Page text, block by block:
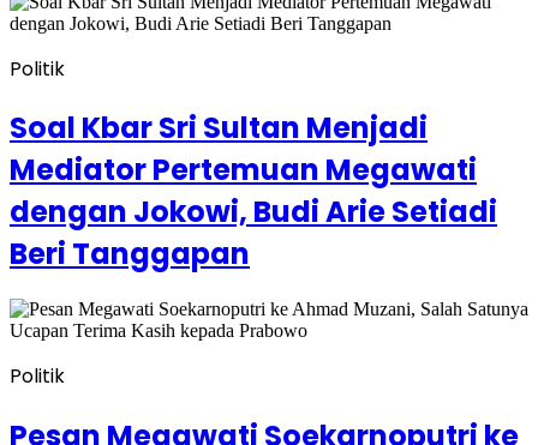
Politik
Soal Kbar Sri Sultan Menjadi
Mediator Pertemuan Megawati
dengan Jokowi, Budi Arie Setiadi
Beri Tanggapan
Politik
Pesan Megawati Soekarnoputri ke